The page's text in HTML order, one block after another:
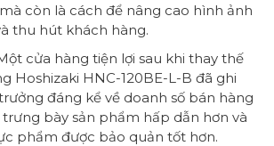
còn là cách để nâng cao hình ảnh
thu hút khách hàng.
cửa hàng tiện lợi sau khi thay thế
Hoshizaki HNC-120BE-L-B đã ghi
đáng kể về doanh số bán hàng
bày sản phẩm hấp dẫn hơn và
phẩm được bảo quản tốt hơn.